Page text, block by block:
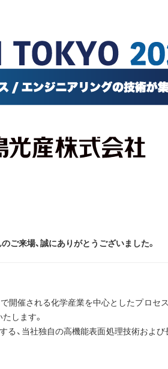
ご来場、誠にありがとうございました。
で開催される化学産業を中心としたプロセ
します。
る、当社独自の高機能表面処理技術およ